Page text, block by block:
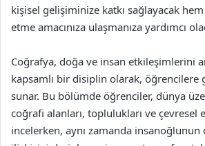
kişisel gelişiminize katkı sağlayacak
etme amacınıza ulaşmanıza yardımcı
Coğrafya, doğa ve insan etkileşimlerini
kapsamlı bir disiplin olarak, öğrencilere
sunar. Bu bölümde öğrenciler, dünya
coğrafi alanları, toplulukları ve çevresel
incelerken, aynı zamanda insanoğlunun